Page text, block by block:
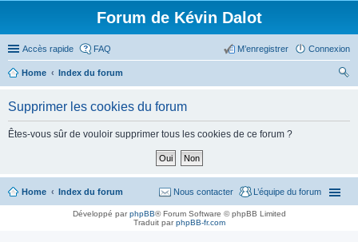
Forum de Kévin Dalot
Accès rapide FAQ Connexion
M’enregistrer
Home
Index du forum
Supprimer les cookies du forum
Êtes-vous sûr de vouloir supprimer tous les cookies de ce forum ?
Home Index du forum L’équipe du forum
Nous contacter
Développé parphpBB® Forum Software © phpBB Limited
Traduit parphpBB-fr.com